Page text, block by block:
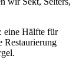
eine Hälfte für
Restaurierung